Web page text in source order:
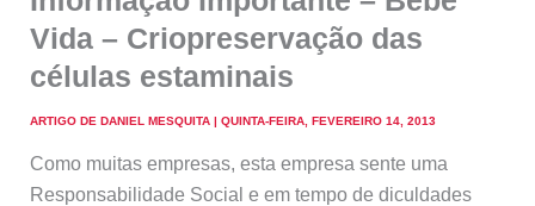
Vida – Criopreservação das
células estaminais
ARTIGO DE DANIEL MESQUITA | QUINTA-FEIRA, FEVEREIRO 14, 2013
Como muitas empresas, esta empresa sente uma
Responsabilidade Social e em tempo de diculdades